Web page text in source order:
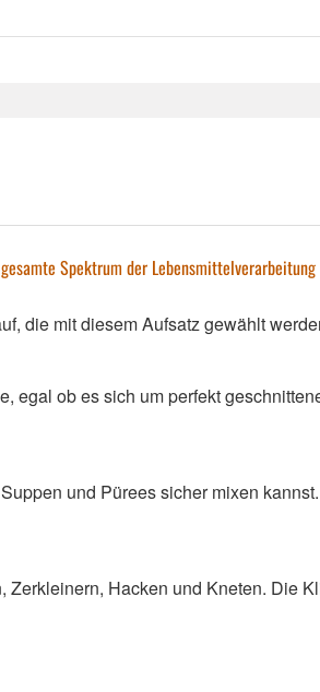
Spektrum der
die mit diesem Aufsatz gewählt
egal ob es sich um perfekt
und Pürees sicher mixen
Hacken und Kneten. Die